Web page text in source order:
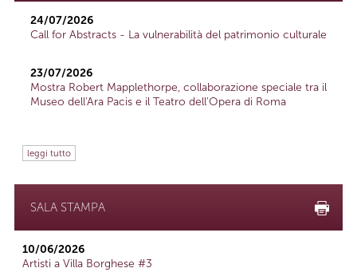
24/07/2026
Call for Abstracts - La vulnerabilità del patrimonio culturale
23/07/2026
Mostra Robert Mapplethorpe, collaborazione speciale tra il
Museo dell'Ara Pacis e il Teatro dell'Opera di Roma
leggi tutto
SALA STAMPA
10/06/2026
Artisti a Villa Borghese #3